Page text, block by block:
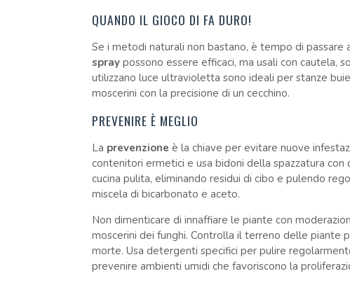
QUANDO IL GIOCO DI FA DURO!
Se i metodi naturali non bastano, è tempo di passare
spraypossono essere efficaci, ma usali con cautela,
utilizzano luce ultravioletta sono ideali per stanze
moscerini con la precisione di un cecchino.
PREVENIRE È MEGLIO
La prevenzione è la chiave per evitare nuove
contenitori ermetici e usa bidoni della spazzatura
cucina pulita, eliminando residui di cibo e pulendo
miscela di bicarbonato e aceto.
Non dimenticare di innaffiare le piante con
moscerini dei funghi. Controlla il terreno delle piante
morte. Usa detergenti specifici per pulire
prevenire ambienti umidi che favoriscono la